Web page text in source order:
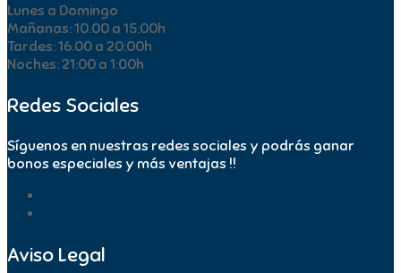
Lunes a Domingo
Mañanas: 10.00 a 15:00h
Tardes: 16.00 a 20:00h
Noches: 21:00 a 1:00h
Redes Sociales
Síguenos en nuestras redes sociales y podrás ganar
bonos especiales y más ventajas !!
Aviso Legal